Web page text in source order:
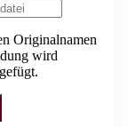
Originalnamen
wird